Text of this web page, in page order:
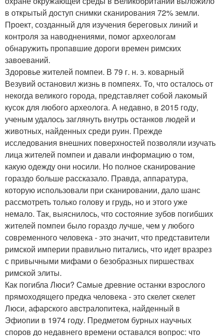
в открытый доступ снимки сканирования 72% земли.
Проект, созданный для изучения береговых линий и
контроля за наводнениями, помог археологам
обнаружить пропавшие дороги времен римских
завоеваний.
Здоровье жителей помпеи. В 79 г. н. э. коварный
Везувий остановил жизнь в помпеях. То, что осталось от
некогда великого города, представляет собой лакомый
кусок для любого археолога. А недавно, в 2015 году,
ученым удалось заглянуть внутрь останков людей и
животных, найденных среди руин. Прежде
исследования внешних поверхностей позволяли изучать
лица жителей помпеи и давали информацию о том,
какую одежду они носили. Но полное сканирование
гораздо больше рассказало. Правда, аппаратура,
которую использовали при сканировании, дало шанс
рассмотреть только голову и грудь, но и этого уже
немало. Так, выяснилось, что состояние зубов погибших
жителей помпеи было гораздо лучше, чем у любого
современного человека - это значит, что представители
римской империи правильно питались, что идет вразрез
с привычными мифами о безобразных пиршествах
римской элиты.
Как погибла Люси? Самые древние останки взрослого
прямоходящего предка человека - это скелет скелет
Люси, афарского австралопитека, найденный в
Эфиопии в 1974 году. Предметом бурных научных
споров до недавнего времени оставался вопрос: что